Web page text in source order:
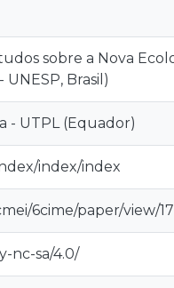
sobre a Nova
Brasil)
- UTPL (Equador)
index/index
6cime/paper/view/
nc-sa/4.0/